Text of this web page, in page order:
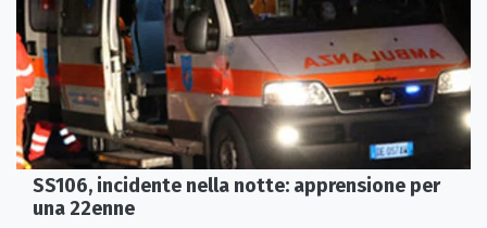
SS106, incidente nella notte: apprensione per
una 22enne